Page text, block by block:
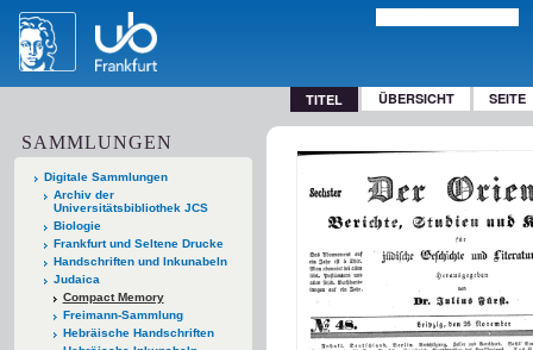
TITEL ÜBERSICHT SEITE
SAMMLUNGEN
Digitale Sammlungen
Archiv der
Universitätsbibliothek JCS
Biologie
Frankfurt und Seltene Drucke
Handschriften und Inkunabeln
Judaica
Compact Memory
Freimann-Sammlung
Hebräische Handschriften